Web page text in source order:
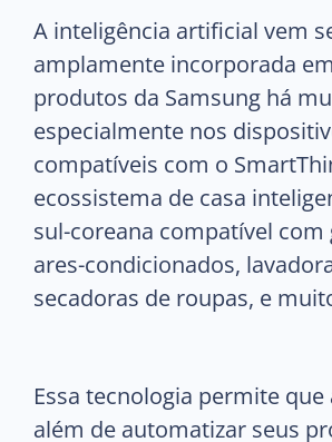
A inteligência artificial vem
amplamente incorporada
produtos da Samsung há
especialmente nos
compatíveis com o
ecossistema de casa
sul-coreana compatível com
ares-condicionados,
secadoras de roupas, e
Essa tecnologia permite que
além de automatizar seus